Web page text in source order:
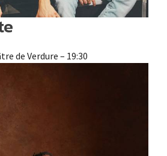
de Verdure – 19:30